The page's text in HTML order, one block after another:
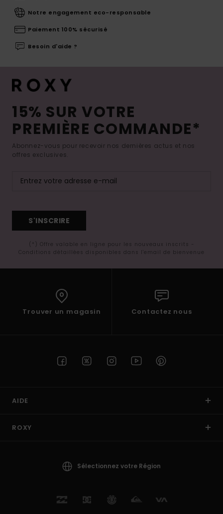
Notre engagement eco-responsable
Paiement 100% sécurisé
Besoin d'aide ?
15% SUR VOTRE
PREMIÈRE COMMANDE*
Abonnez-vous pour recevoir nos dernières actus et nos
offres exclusives.
S'INSCRIRE
(*) Offre valable en ligne pour les nouveaux inscrits -
Conditions détaillées disponibles dans l'email de bienvenue
Trouver un magasin Contactez nous
AIDE
ROXY
Sélectionnez votre Région